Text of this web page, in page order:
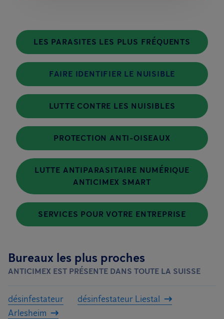
LES PARASITES LES PLUS FRÉQUENTS
FAIRE IDENTIFIER LE NUISIBLE
LUTTE CONTRE LES NUISIBLES
PROTECTION ANTI-OISEAUX
LUTTE ANTIPARASITAIRE NUMÉRIQUE
ANTICIMEX SMART
SERVICES POUR VOTRE ENTREPRISE
Bureaux les plus proches
ANTICIMEX EST PRÉSENTE DANS TOUTE LA SUISSE
désinfestateur
Arlesheim
désinfestateur Liestal